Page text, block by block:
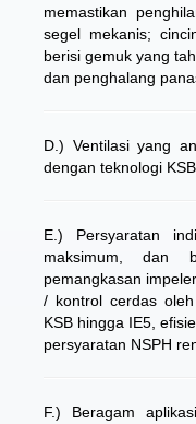
memastikan
segel mekanis;
berisi gemuk yang
dan penghalang
D.) Ventilasi yang
dengan teknologi
E.) Persyaratan
maksimum, dan
pemangkasan
/ kontrol cerdas
KSB hingga IE5,
persyaratan NSPH
F.) Beragam